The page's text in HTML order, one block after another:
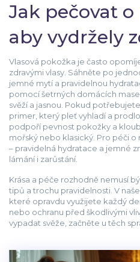
Jak pečovat o
aby vydržely
Vlasová pokožka je často
zdravými vlasy. Sáhněte po
jemné mytí a pravidelnou
pomocí šetrných domácích
svěží a jasnou. Pokud
primer, který pleť vyhladí a
podpoří pevnost pokožky a
mořský nebo klasický. Pro péči
– pravidelná hydratace a jemné
lámání i zarůstání.
Krása a péče rozhodně nemusí
tipů a trochu pravidelnosti. V
které opravdu využijete každý
nebo ochranu před škodlivými
vypadat svěže, začněte u těch